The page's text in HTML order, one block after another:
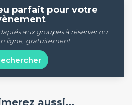
parfait pour votre
aux groupes à réserver ou
ligne, gratuitement.
aussi...